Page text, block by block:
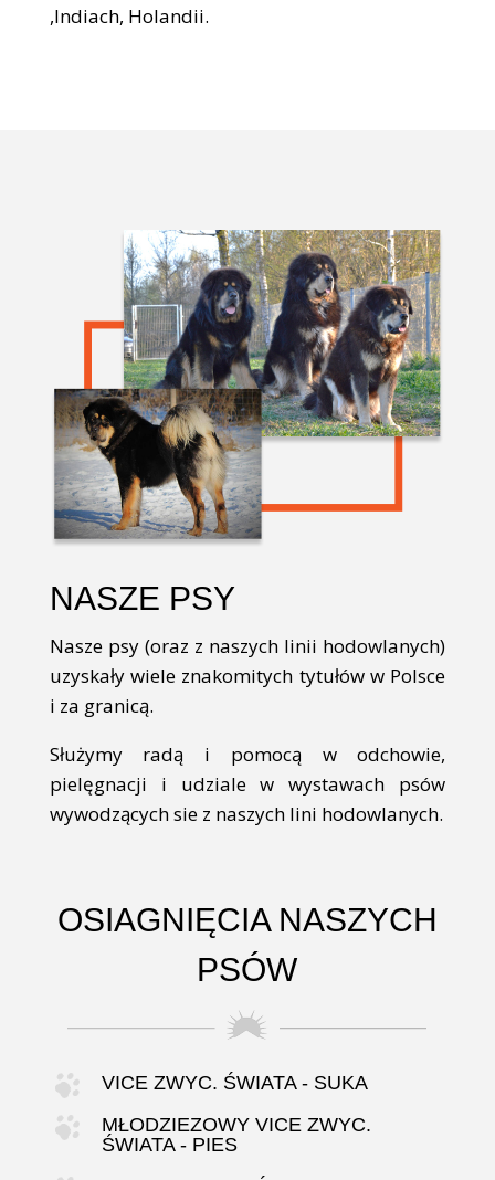
,Indiach, Holandii.
NASZE PSY
Nasze psy (oraz z naszych linii hodowlanych)
uzyskały wiele znakomitych tytułów w Polsce
i za granicą.
Służymy radą i pomocą w odchowie,
pielęgnacji i udziale w wystawach psów
wywodzących sie z naszych lini hodowlanych.
OSIAGNIĘCIA NASZYCH
PSÓW
VICE ZWYC. ŚWIATA - SUKA
MŁODZIEZOWY VICE ZWYC.
ŚWIATA - PIES